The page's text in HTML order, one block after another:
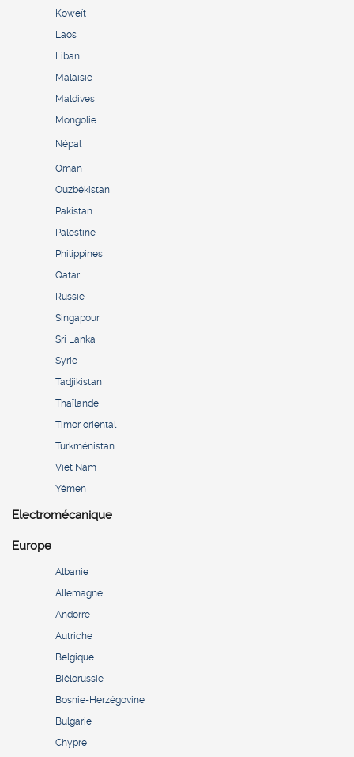
Koweït
Laos
Liban
Malaisie
Maldives
Mongolie
Népal
Oman
Ouzbékistan
Pakistan
Palestine
Philippines
Qatar
Russie
Singapour
Sri Lanka
Syrie
Tadjikistan
Thaïlande
Timor oriental
Turkménistan
Viêt Nam
Yémen
Electromécanique
Europe
Albanie
Allemagne
Andorre
Autriche
Belgique
Biélorussie
Bosnie-Herzégovine
Bulgarie
Chypre